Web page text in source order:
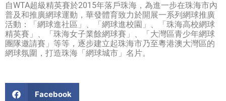
自WTA超級精英賽於2015年落戶珠海，為進一步在珠海市內
普及和推廣網球運動，華發體育致力於開展一系列網球推廣
活動：「網球進社區」、「網球進校園」、「珠海高校網球
精英賽」、「珠海女子業餘網球賽」、「大灣區青少年網球
團隊邀請賽」等等，逐步建立起珠海市乃至粵港澳大灣區的
網球氛圍，打造珠海「網球城市」名片。
Facebook